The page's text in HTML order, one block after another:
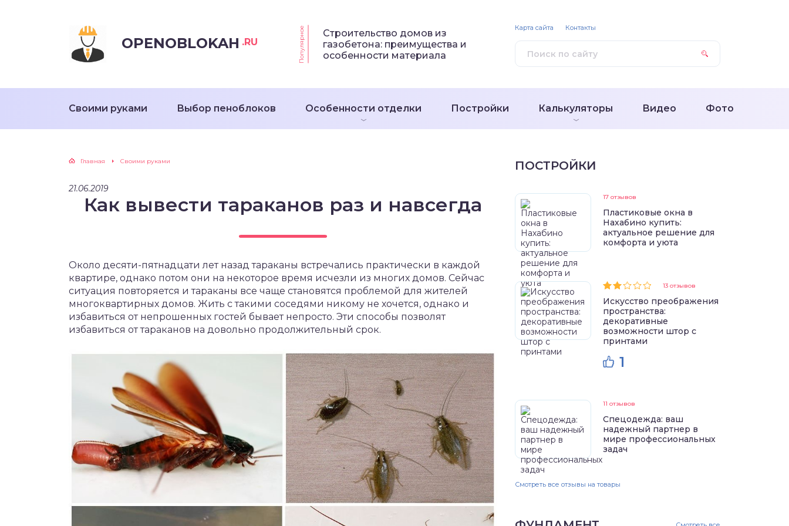
OPENOBLOKAH .RU Популярное
Строительство домов из
газобетона: преимущества и
особенности материала
Своими руками Выбор пеноблоков Особенности отделки Постройки Калькуляторы Видео Фото
Карта сайта Контакты
Главная Своими руками
21.06.2019
Как вывести тараканов раз и навсегда
Около десяти-пятнадцати лет назад тараканы встречались практически в каждой
квартире, однако потом они на некоторое время исчезли из многих домов. Сейчас
ситуация повторяется и тараканы все чаще становятся проблемой для жителей
многоквартирных домов. Жить с такими соседями никому не хочется, однако и
избавиться от непрошенных гостей бывает непросто. Эти способы позволят
избавиться от тараканов на довольно продолжительный срок.
ПОСТРОЙКИ
17 отзывов
Пластиковые окна в
Нахабино купить:
актуальное решение для
комфорта и уюта
13 отзывов
Искусство преображения
пространства:
декоративные
возможности штор с
принтами
1
11 отзывов
Спецодежда: ваш
надежный партнер в
мире профессиональных
задач
Смотреть все отзывы на товары